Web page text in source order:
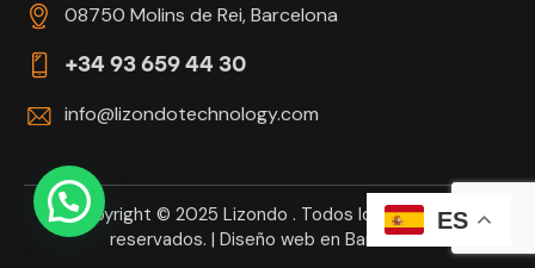
08750 Molins de Rei, Barcelona
+34 93 659 44 30
info@lizondotechnology.com
Copyright © 2025 Lizondo . Todos los derechos
reservados. | Diseño web en Barcelona
ES